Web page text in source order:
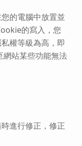
的電腦中放置並
的寫入，您
權等級為高，即
站某些功能無法
進行修正，修正